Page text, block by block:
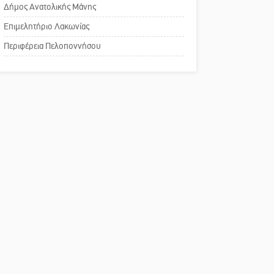
του ΚΑΠΗ
Το δικό σας σχόλιο:
Παράδειγμα κοινωνικής
Δήμος Ανατολικής Μάνης
Επιμελητήριο Λακωνίας
Περιφέρεια Πελοποννήσου